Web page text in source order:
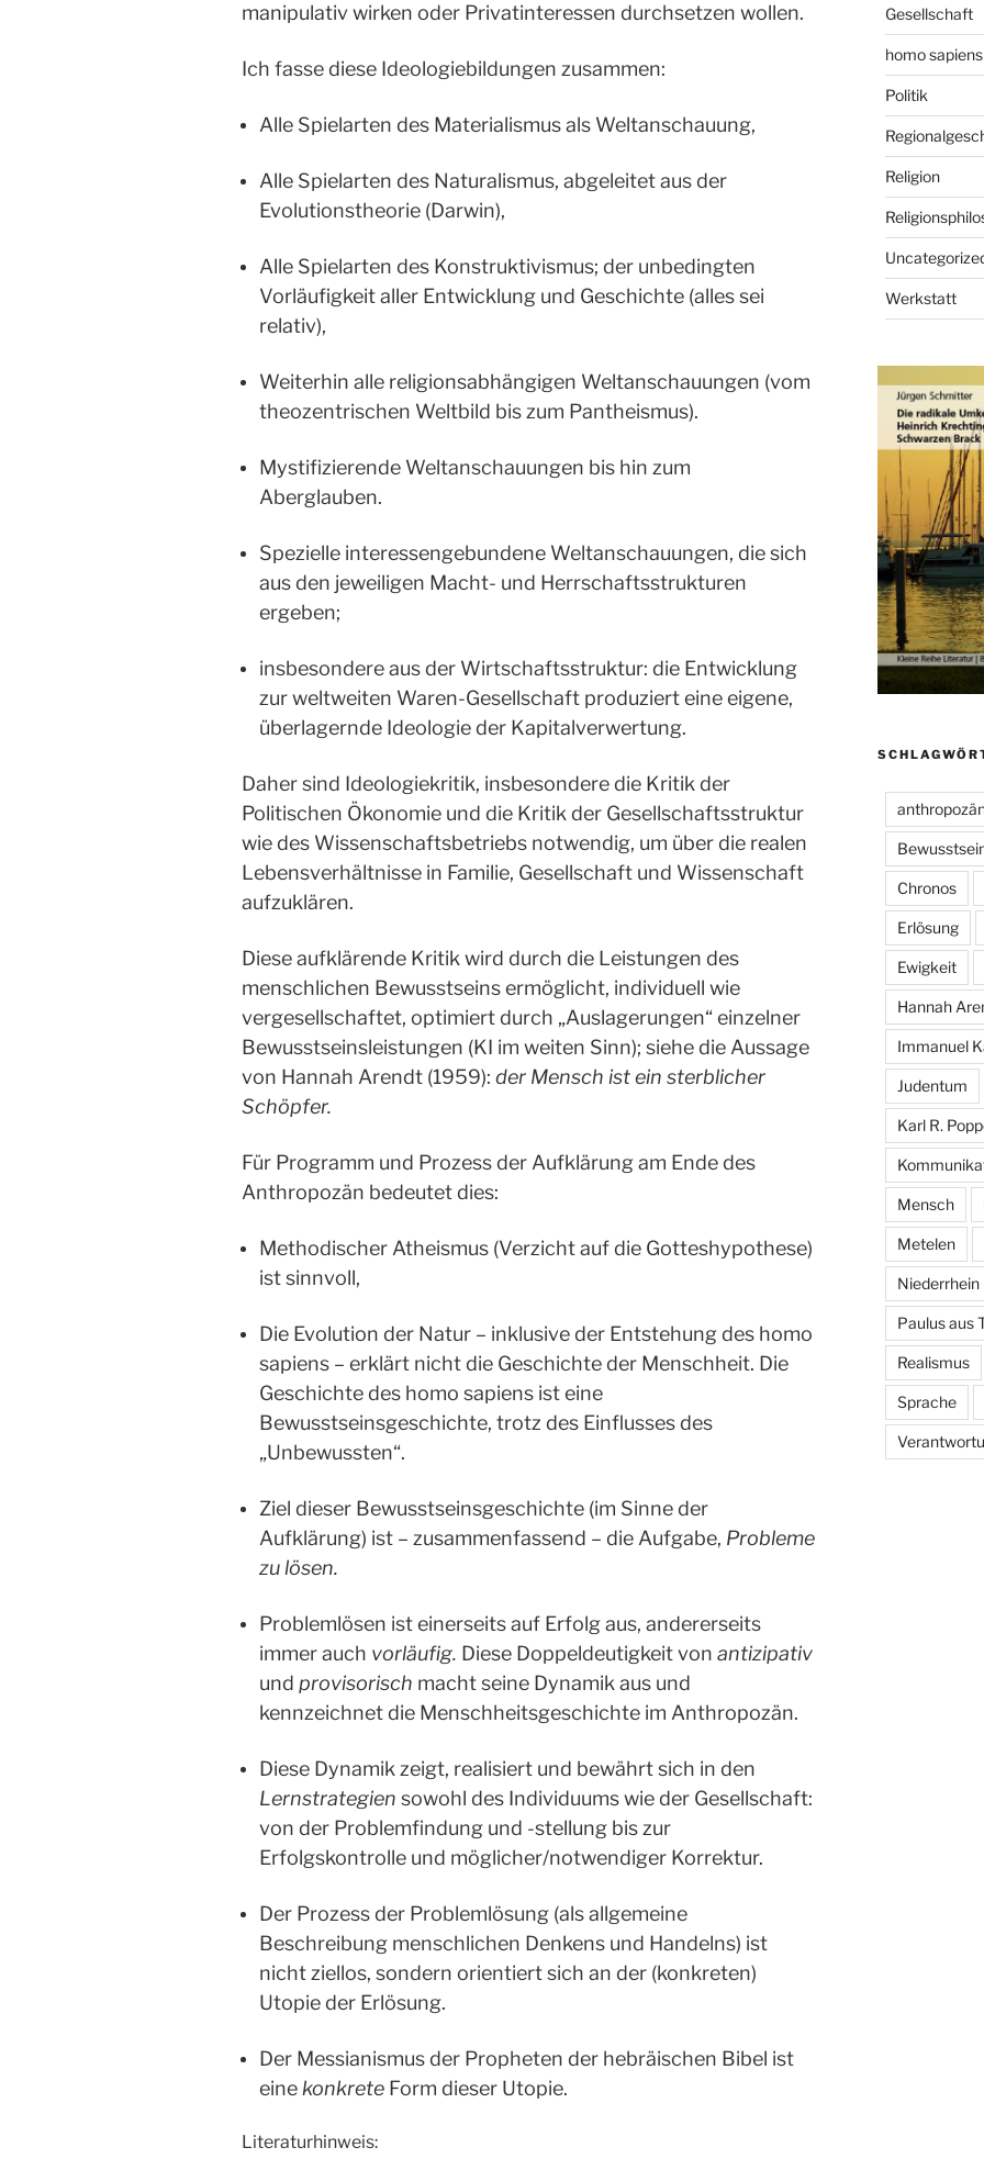
manipulativ wirken oder Privatinteressen durchsetzen wollen.
Ich fasse diese Ideologiebildungen zusammen:
Alle Spielarten des Materialismus als Weltanschauung,
Alle Spielarten des Naturalismus, abgeleitet aus der
Evolutionstheorie (Darwin),
Alle Spielarten des Konstruktivismus; der unbedingten
Vorläufigkeit aller Entwicklung und Geschichte (alles sei
relativ),
Weiterhin alle religionsabhängigen Weltanschauungen (vom
theozentrischen Weltbild bis zum Pantheismus).
Mystifizierende Weltanschauungen bis hin zum
Aberglauben.
Spezielle interessengebundene Weltanschauungen, die sich
aus den jeweiligen Macht- und Herrschaftsstrukturen
ergeben;
insbesondere aus der Wirtschaftsstruktur: die Entwicklung
zur weltweiten Waren-Gesellschaft produziert eine eigene,
überlagernde Ideologie der Kapitalverwertung.
Daher sind Ideologiekritik, insbesondere die Kritik der
Politischen Ökonomie und die Kritik der Gesellschaftsstruktur
wie des Wissenschaftsbetriebs notwendig, um über die realen
Lebensverhältnisse in Familie, Gesellschaft und Wissenschaft
aufzuklären.
Diese aufklärende Kritik wird durch die Leistungen des
menschlichen Bewusstseins ermöglicht, individuell wie
vergesellschaftet, optimiert durch „Auslagerungen“ einzelner
Bewusstseinsleistungen (KI im weiten Sinn); siehe die Aussage
von Hannah Arendt (1959): der Mensch ist ein sterblicher
Schöpfer.
Für Programm und Prozess der Aufklärung am Ende des
Anthropozän bedeutet dies:
Methodischer Atheismus (Verzicht auf die Gotteshypothese)
ist sinnvoll,
Die Evolution der Natur – inklusive der Entstehung des homo
sapiens – erklärt nicht die Geschichte der Menschheit. Die
Geschichte des homo sapiens ist eine
Bewusstseinsgeschichte, trotz des Einflusses des
„Unbewussten“.
Ziel dieser Bewusstseinsgeschichte (im Sinne der
Aufklärung) ist – zusammenfassend – die Aufgabe, Probleme
zu lösen.
Problemlösen ist einerseits auf Erfolg aus, andererseits
immer auch vorläufig. Diese Doppeldeutigkeit von antizipativ
und provisorisch macht seine Dynamik aus und
kennzeichnet die Menschheitsgeschichte im Anthropozän.
Diese Dynamik zeigt, realisiert und bewährt sich in den
Lernstrategien sowohl des Individuums wie der Gesellschaft:
von der Problemfindung und -stellung bis zur
Erfolgskontrolle und möglicher/notwendiger Korrektur.
Der Prozess der Problemlösung (als allgemeine
Beschreibung menschlichen Denkens und Handelns) ist
nicht ziellos, sondern orientiert sich an der (konkreten)
Utopie der Erlösung.
Der Messianismus der Propheten der hebräischen Bibel ist
eine konkrete Form dieser Utopie.
Literaturhinweis:
Gesellschaft
homo sapiens
Politik
Religion
Werkstatt
Chronos
Erlösung
Ewigkeit
Hannah
Immanuel
Judentum
Karl R.
Mensch
Metelen
Niederrhein
Paulus aus
Realismus
Sprache